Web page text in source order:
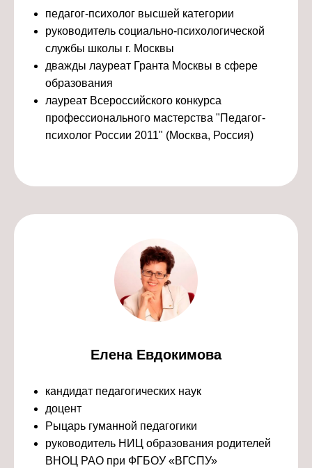
педагог-психолог высшей категории
руководитель социально-психологической
службы школы г. Москвы
дважды лауреат Гранта Москвы в сфере
образования
лауреат Всероссийского конкурса
профессионального мастерства "Педагог-
психолог России 2011" (Москва, Россия)
Елена Евдокимова
кандидат педагогических наук
доцент
Рыцарь гуманной педагогики
руководитель НИЦ образования родителей
ВНОЦ РАО при ФГБОУ «ВГСПУ»